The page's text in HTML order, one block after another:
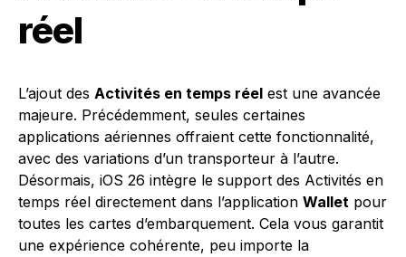
réel
L’ajout des Activités en temps réel est une avancée
majeure. Précédemment, seules certaines
applications aériennes offraient cette fonctionnalité,
avec des variations d’un transporteur à l’autre.
Désormais, iOS 26 intègre le support des Activités en
temps réel directement dans l’application Wallet pour
toutes les cartes d’embarquement. Cela vous garantit
une expérience cohérente, peu importe la